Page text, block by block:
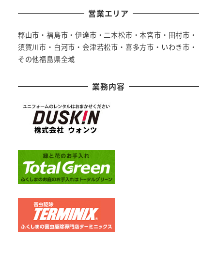
営業エリア
郡山市・福島市・伊達市・二本松市・本宮市・田村市・
須賀川市・白河市・会津若松市・喜多方市・いわき市・
その他福島県全域
業務内容